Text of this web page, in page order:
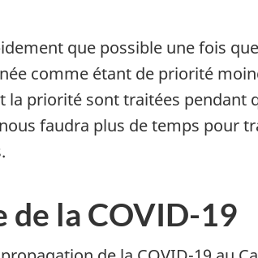
que possible une fois
comme étant de priorité
priorité sont traitées pendant
faudra plus de temps pour
de la COVID-19